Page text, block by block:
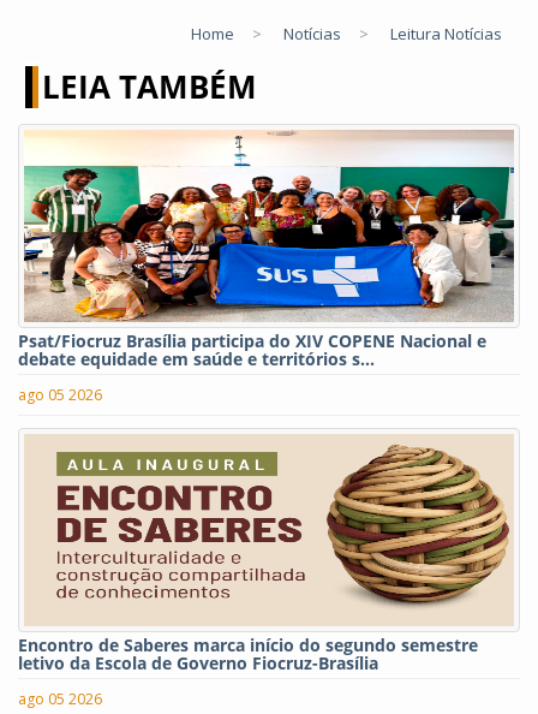
Home > Notícias > Leitura Notícias
LEIA TAMBÉM
Psat/Fiocruz Brasília participa do XIV COPENE Nacional e
debate equidade em saúde e territórios s...
ago 05 2026
Encontro de Saberes marca início do segundo semestre
letivo da Escola de Governo Fiocruz-Brasília
ago 05 2026